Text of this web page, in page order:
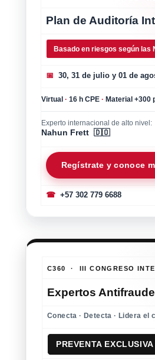
Plan de Auditoría
Basado en riesgos según las
📅 30, 31 de julio y 01 de
Virtual · 16 h CPE · Material +300
Experto internacional de alto nivel:
Nahun Frett 🇩🇴
Regístrate y conoce
☎+57 302 779 6688
C360 · III CONGRESO
Expertos Antifraude
Conecta · Detecta · Lidera el
PREVENTA EXCLUSIVA